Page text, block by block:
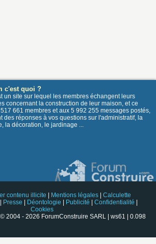
c'est quoi ?
un site sur lequel les membres échangent leurs
concernant la construction de leur maison, et ce
661 membres et aux 5 992 255 messages postés,
des réponses à vos questions sur l'administratif, la
la décoration, le jardinage ...
contenu illicite Mentions légales
Calculette
Presse Déontologie Publicité Confidentialité
Cookies
2004 - 2026 ForumConstruire SARL | ws61 | 0.098